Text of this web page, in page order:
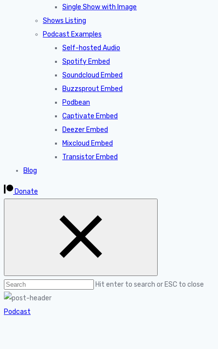
Single Show with Image
Shows Listing
Podcast Examples
Self-hosted Audio
Spotify Embed
Soundcloud Embed
Buzzsprout Embed
Podbean
Captivate Embed
Deezer Embed
Mixcloud Embed
Transistor Embed
Blog
Donate
Hit enter to search or ESC to close
Podcast